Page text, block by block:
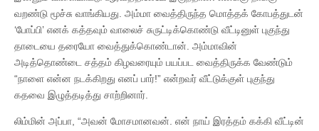
வறண்டு மூச்சு வாங்கியது. அம்மா வைத்திருந்த மொத்தக் கோபத்துடன்
‘போப்பி’ எனக் கத்தவும் வாலைச் சுருட்டிக்கொண்டு வீட்டினுள் புகுந்து
தாடையை தரையோ வைத்துக்கொண்டான். அம்மாவின்
அடித்தொண்டை சத்தம் கிழவரையும் பயப்பட வைத்திருக்க வேண்டும்
“நாளை என்ன நடக்கிறது எனப் பார்!” என்றவர் வீட்டுக்குள் புகுந்து
கதவை இழுத்தடித்து சாற்றினார்.
லிம்மின் அப்பா, “அவன் மோசமானவன். என் நாய் இரத்தம் கக்கி வீட்டின்